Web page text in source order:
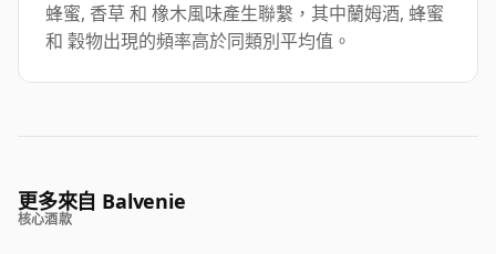
蜂蜜, 香草 和 橡木風味產生聯繫，其中蘭姆酒, 蜂蜜
和 穀物出現的頻率高於同類別平均值。
更多來自 Balvenie
核心酒款